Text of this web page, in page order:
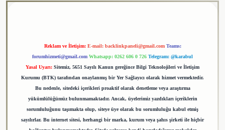
Reklam ve İletişim: E-mail: backlinkpaneli@gmail.com Teams:
forumhizmeti@gmail.com Whatsapp: 0262 606 0 726 Telegram: @karabul
Yasal Uyarı: Sitemiz, 5651 Sayılı Kanun gereğince Bilgi Teknolojileri ve İletişim
Kurumu (BTK) tarafından onaylanmış bir Yer Sağlayıcı olarak hizmet vermektedir.
Bu nedenle, sitedeki içerikleri proaktif olarak denetleme veya araştırma
yükümlülüğümüz bulunmamaktadır. Ancak, üyelerimiz yazdıkları içeriklerin
sorumluluğunu taşımakta olup, siteye üye olarak bu sorumluluğu kabul etmiş
sayılırlar. Bu internet sitesi, herhangi bir marka, kurum veya şahıs şirketi ile hiçbir